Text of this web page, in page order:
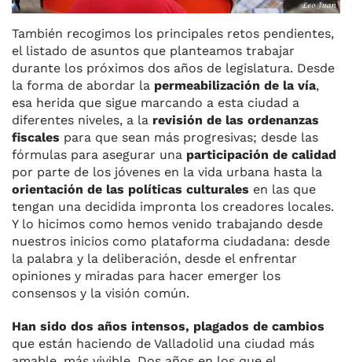
También recogimos los principales retos pendientes,
el listado de asuntos que planteamos trabajar
durante los próximos dos años de legislatura. Desde
la forma de abordar la permeabilización de la vía,
esa herida que sigue marcando a esta ciudad a
diferentes niveles, a la revisión de las ordenanzas
fiscales para que sean más progresivas; desde las
fórmulas para asegurar una participación de calidad
por parte de los jóvenes en la vida urbana hasta la
orientación de las políticas culturales en las que
tengan una decidida impronta los creadores locales.
Y lo hicimos como hemos venido trabajando desde
nuestros inicios como plataforma ciudadana: desde
la palabra y la deliberación, desde el enfrentar
opiniones y miradas para hacer emerger los
consensos y la visión común.
Han sido dos años intensos, plagados de cambios
que están haciendo de Valladolid una ciudad más